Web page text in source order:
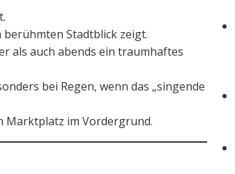
Stadtblick zeigt.
als auch abends ein traumhaftes
bei Regen, wenn das „singende
Marktplatz im Vordergrund.